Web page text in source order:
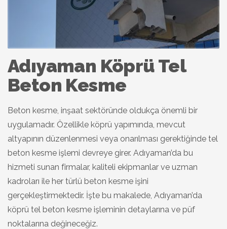
Adıyaman Köprü Tel
Beton Kesme
Beton kesme, inşaat sektöründe oldukça önemli bir
uygulamadır. Özellikle köprü yapımında, mevcut
altyapının düzenlenmesi veya onarılması gerektiğinde tel
beton kesme işlemi devreye girer. Adıyaman’da bu
hizmeti sunan firmalar, kaliteli ekipmanlar ve uzman
kadroları ile her türlü beton kesme işini
gerçekleştirmektedir. İşte bu makalede, Adıyaman’da
köprü tel beton kesme işleminin detaylarına ve püf
noktalarına değineceğiz.